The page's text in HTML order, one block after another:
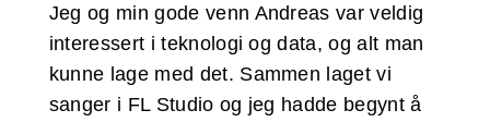
Jeg og min gode venn Andreas var veldig
interessert i teknologi og data, og alt man
kunne lage med det. Sammen laget vi
sanger i FL Studio og jeg hadde begynt å